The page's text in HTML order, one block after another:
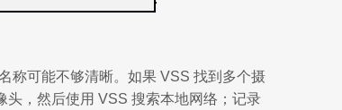
称可能不够清晰。如果 VSS 找到多个摄
头，然后使用 VSS 搜索本地网络；记录